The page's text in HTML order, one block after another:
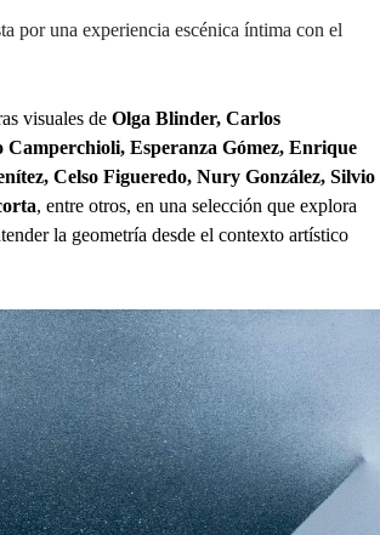
por una experiencia escénica íntima con el
visuales de Olga Blinder, Carlos
Camperchioli, Esperanza Gómez, Enrique
Celso Figueredo, Nury González, Silvio
, entre otros, en una selección que explora
la geometría desde el contexto artístico